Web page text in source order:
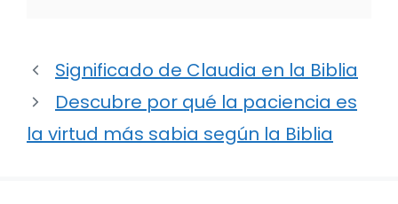
Significado de Claudia en la Biblia
Descubre por qué la paciencia es
la virtud más sabia según la Biblia